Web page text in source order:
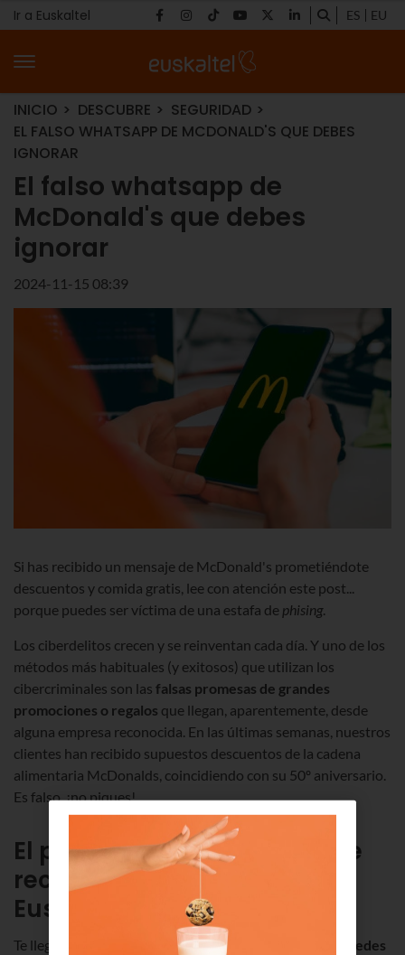
Ir a Euskaltel ES EU
INICIO DESCUBRE
SEGURIDAD
EL FALSO WHATSAPP DE MCDONALD'S QUE DEBES
IGNORAR
El falso whatsapp de
McDonald's que debes
ignorar
2024-11-15 08:39
Si has recibido un mensaje de McDonald's prometiéndote
descuentos y comida gratis, lee con atención este post...
porque puedes ser víctima de una estafa de phising.
Los ciberdelitos crecen y se reinventan cada día. Y uno de los
métodos más habituales (y exitosos) que utilizan los
cibercriminales son las falsas promesas de grandes
promociones o regalos que llegan, aparentemente, desde
alguna empresa reconocida. En las últimas semanas, nuestros
clientes han recibido supuestos descuentos de la cadena
alimentaria McDonalds, coincidiendo con su 50º aniversario.
Es falso, ¡no piques!
El pishing de McDonald's que
reciben los clientes de
Euskaltel
Te llega al móvil un
mensaje de whatsapp con el que puedes